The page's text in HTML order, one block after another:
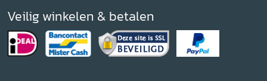
Veilig winkelen & betalen